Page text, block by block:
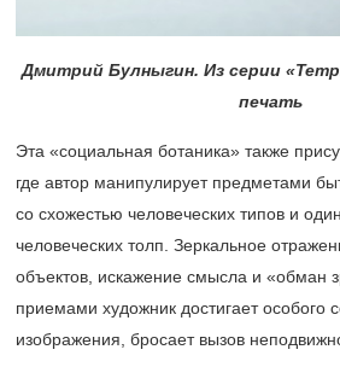
Дмитрий Булныгин. Из серии
печать
Эта «социальная ботаника» также
где автор манипулирует предметами
со схожестью человеческих типов и
человеческих толп. Зеркальное
объектов, искажение смысла и «обман
приемами художник достигает особого
изображения, бросает вызов